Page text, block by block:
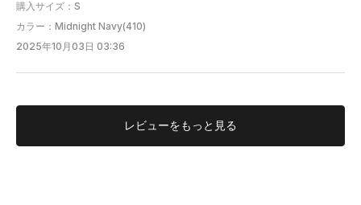
購入サイズ：S
カラー：Midnight Navy(410)
2025年10月03日 03:36
レビューをもっと見る